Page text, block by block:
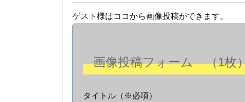
ゲスト様はココから画像投稿ができます。
画像投稿フォーム （1枚
タイトル（※必項）